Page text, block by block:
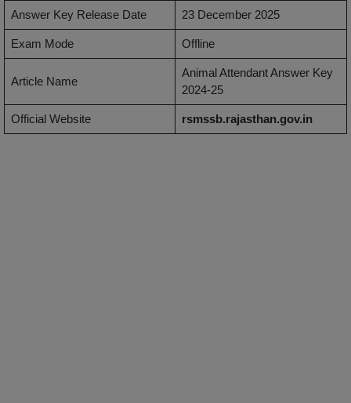
Answer Key Release Date 23 December 2025
Exam Mode Offline
Article Name
Animal Attendant Answer Key
2024-25
Official Website rsmssb.rajasthan.gov.in